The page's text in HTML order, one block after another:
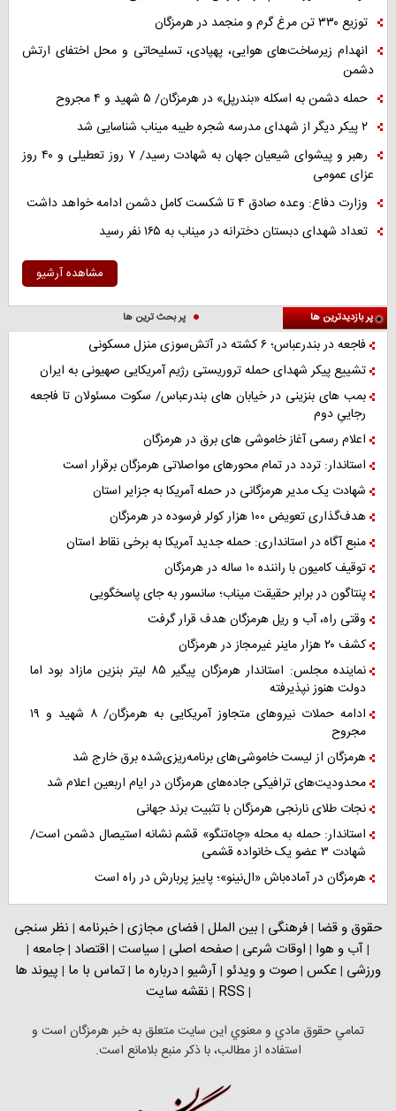
توزیع ۳۳۰ تن مرغ گرم و منجمد در هرمزگان
انهدام زیرساخت‌های هوایی، پهپادی، تسلیحاتی و محل اختفای ارتش
دشمن
حمله دشمن به اسکله «بندرپل» در هرمزگان/ ۵ شهید و ۴ مجروح
۲ پیکر دیگر از شهدای مدرسه شجره طیبه میناب شناسایی شد
رهبر و پیشوای شیعیان جهان به شهادت رسید/ ۷ روز تعطیلی و ۴۰ روز
عزای عمومی
وزارت دفاع: وعده صادق ۴ تا شکست کامل دشمن ادامه خواهد داشت
تعداد شهدای دبستان دخترانه در میناب به ۱۶۵ نفر رسید
مشاهده آرشیو
پر بازدیدترین ها پر بحث ترین ها
فاجعه در بندرعباس؛ ۶ کشته در آتش‌سوزی منزل مسکونی
تشییع پیکر شهدای حمله تروریستی رژیم آمریکایی صهیونی به ایران
بمب های بنزینی در خیابان های بندرعباس/ سکوت مسئولان تا فاجعه
رجاییِ دوم
اعلام رسمی آغاز خاموشی های برق در هرمزگان
استاندار: تردد در تمام محورهای مواصلاتی هرمزگان برقرار است
شهادت یک مدیر هرمزگانی در حمله آمریکا به جزایر استان
هدف‌گذاری تعویض ۱۰۰ هزار کولر فرسوده در هرمزگان
منبع آگاه در استانداری: حمله جدید آمریکا به برخی نقاط استان
توقیف کامیون با راننده ۱۰ ساله در هرمزگان
پنتاگون در برابر حقیقت میناب؛ سانسور به جای پاسخگویی
وقتی راه، آب و ریل هرمزگان هدف قرار گرفت
کشف ۲۰ هزار ماینر غیرمجاز در هرمزگان
نماینده مجلس: استاندار هرمزگان پیگیر ۸۵ لیتر بنزین مازاد بود اما
دولت هنوز نپذیرفته
ادامه حملات نیروهای متجاوز آمریکایی به هرمزگان/ ۸ شهید و ۱۹
مجروح
هرمزگان از لیست خاموشی‌های برنامه‌ریزی‌شده برق خارج شد
محدودیت‌های ترافیکی جاده‌های هرمزگان در ایام اربعین اعلام شد
نجات طلای نارنجی هرمزگان با تثبیت برند جهانی
استاندار: حمله به محله «چاه‌تنگو» قشم نشانه استیصال دشمن است/
شهادت ۳ عضو یک خانواده قشمی
هرمزگان در آماده‌باش «ال‌نینو»؛ پاییز پربارش در راه است
حقوق و قضا |فرهنگی | بین الملل |فضای مجازی |خبرنامه | نظر سنجی
|آب و هوا | اوقات شرعی |صفحه اصلی | سیاست | اقتصاد |جامعه |
ورزشی |عکس |صوت و ویدئو |آرشیو |درباره ما |تماس با ما | پیوند ها
|
RSS
| نقشه سایت
تمامي حقوق مادي و معنوي اين سايت متعلق به خبر هرمزگان است و
استفاده از مطالب، با ذکر منبع بلامانع است.